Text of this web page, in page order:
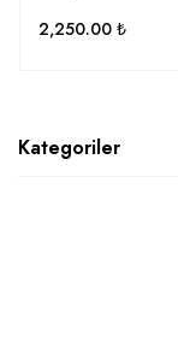
Kategoriler
2,250.00 ₺